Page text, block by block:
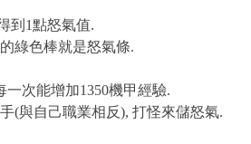
到1點怒氣值.
綠色棒就是怒氣條.
次能增加1350機甲經驗.
(與自己職業相反), 打怪來儲怒氣.